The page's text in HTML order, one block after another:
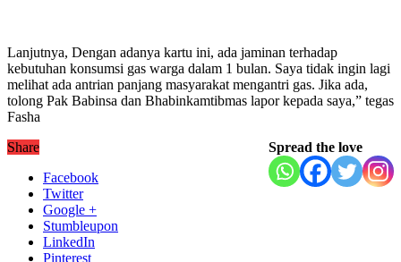
Lanjutnya, Dengan adanya kartu ini, ada jaminan terhadap
kebutuhan konsumsi gas warga dalam 1 bulan. Saya tidak ingin lagi
melihat ada antrian panjang masyarakat mengantri gas. Jika ada,
tolong Pak Babinsa dan Bhabinkamtibmas lapor kepada saya,” tegas
Fasha
Spread the love
Share
Facebook
Twitter
Google +
Stumbleupon
LinkedIn
Pinterest